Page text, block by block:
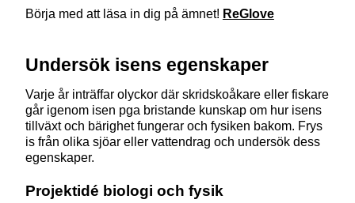
Börja med att läsa in dig på ämnet! ReGlove
Undersök isens egenskaper
Varje år inträffar olyckor där skridskoåkare eller fiskare
går igenom isen pga bristande kunskap om hur isens
tillväxt och bärighet fungerar och fysiken bakom. Frys
is från olika sjöar eller vattendrag och undersök dess
egenskaper.
Projektidé biologi och fysik